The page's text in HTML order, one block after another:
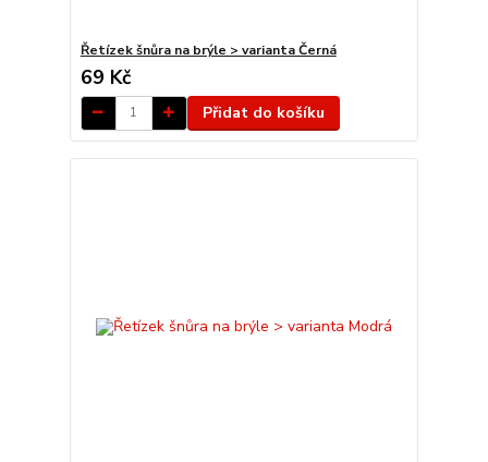
Řetízek šnůra na brýle > varianta Černá
69 Kč
Přidat do košíku